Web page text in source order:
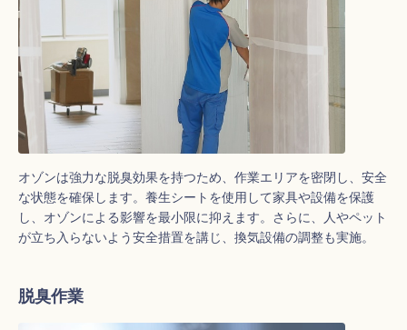
オゾンは強力な脱臭効果を持つため、作業エリアを密閉し、安全
な状態を確保します。養生シートを使用して家具や設備を保護
し、オゾンによる影響を最小限に抑えます。さらに、人やペット
が立ち入らないよう安全措置を講じ、換気設備の調整も実施。
脱臭作業